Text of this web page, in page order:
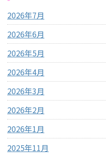
2026年7月
2026年6月
2026年5月
2026年4月
2026年3月
2026年2月
2026年1月
2025年11月